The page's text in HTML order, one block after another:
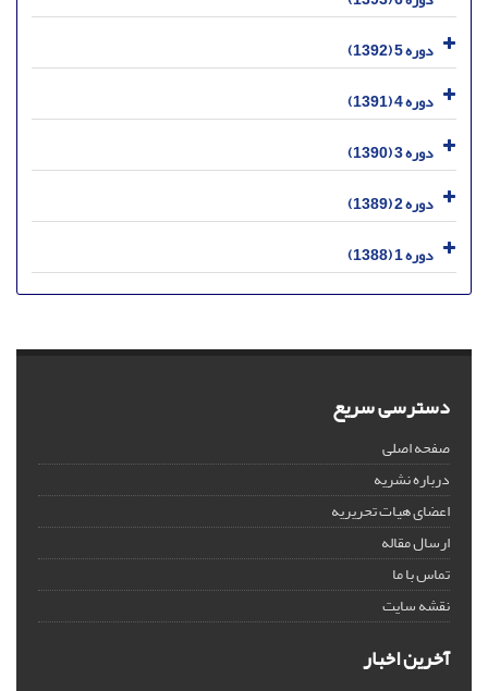
دوره 5 (1392)
دوره 4 (1391)
دوره 3 (1390)
دوره 2 (1389)
دوره 1 (1388)
دسترسی سریع
صفحه اصلی
درباره نشریه
اعضای هیات تحریریه
ارسال مقاله
تماس با ما
نقشه سایت
آخرین اخبار